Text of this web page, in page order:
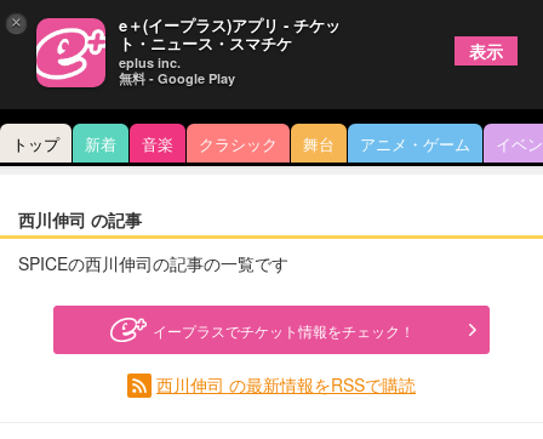
トップ 新着 音楽 クラシック 舞台 アニメ・ゲーム イベ
西川伸司 の記事
SPICEの西川伸司の記事の一覧です
イープラスでチケット情報をチェック！
西川伸司 の最新情報をRSSで購読
× e＋(イープラス)アプリ - チケッ
ト・ニュース・スマチケ
eplus inc.
無料 - Google Play
表示